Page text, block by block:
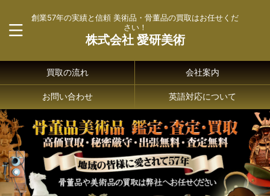
創業57年の実績と信頼 美術品・骨董品の買取はお任せくだ
さい！
株式会社 愛研美術
買取の流れ 会社案内
お問い合わせ 英語対応について